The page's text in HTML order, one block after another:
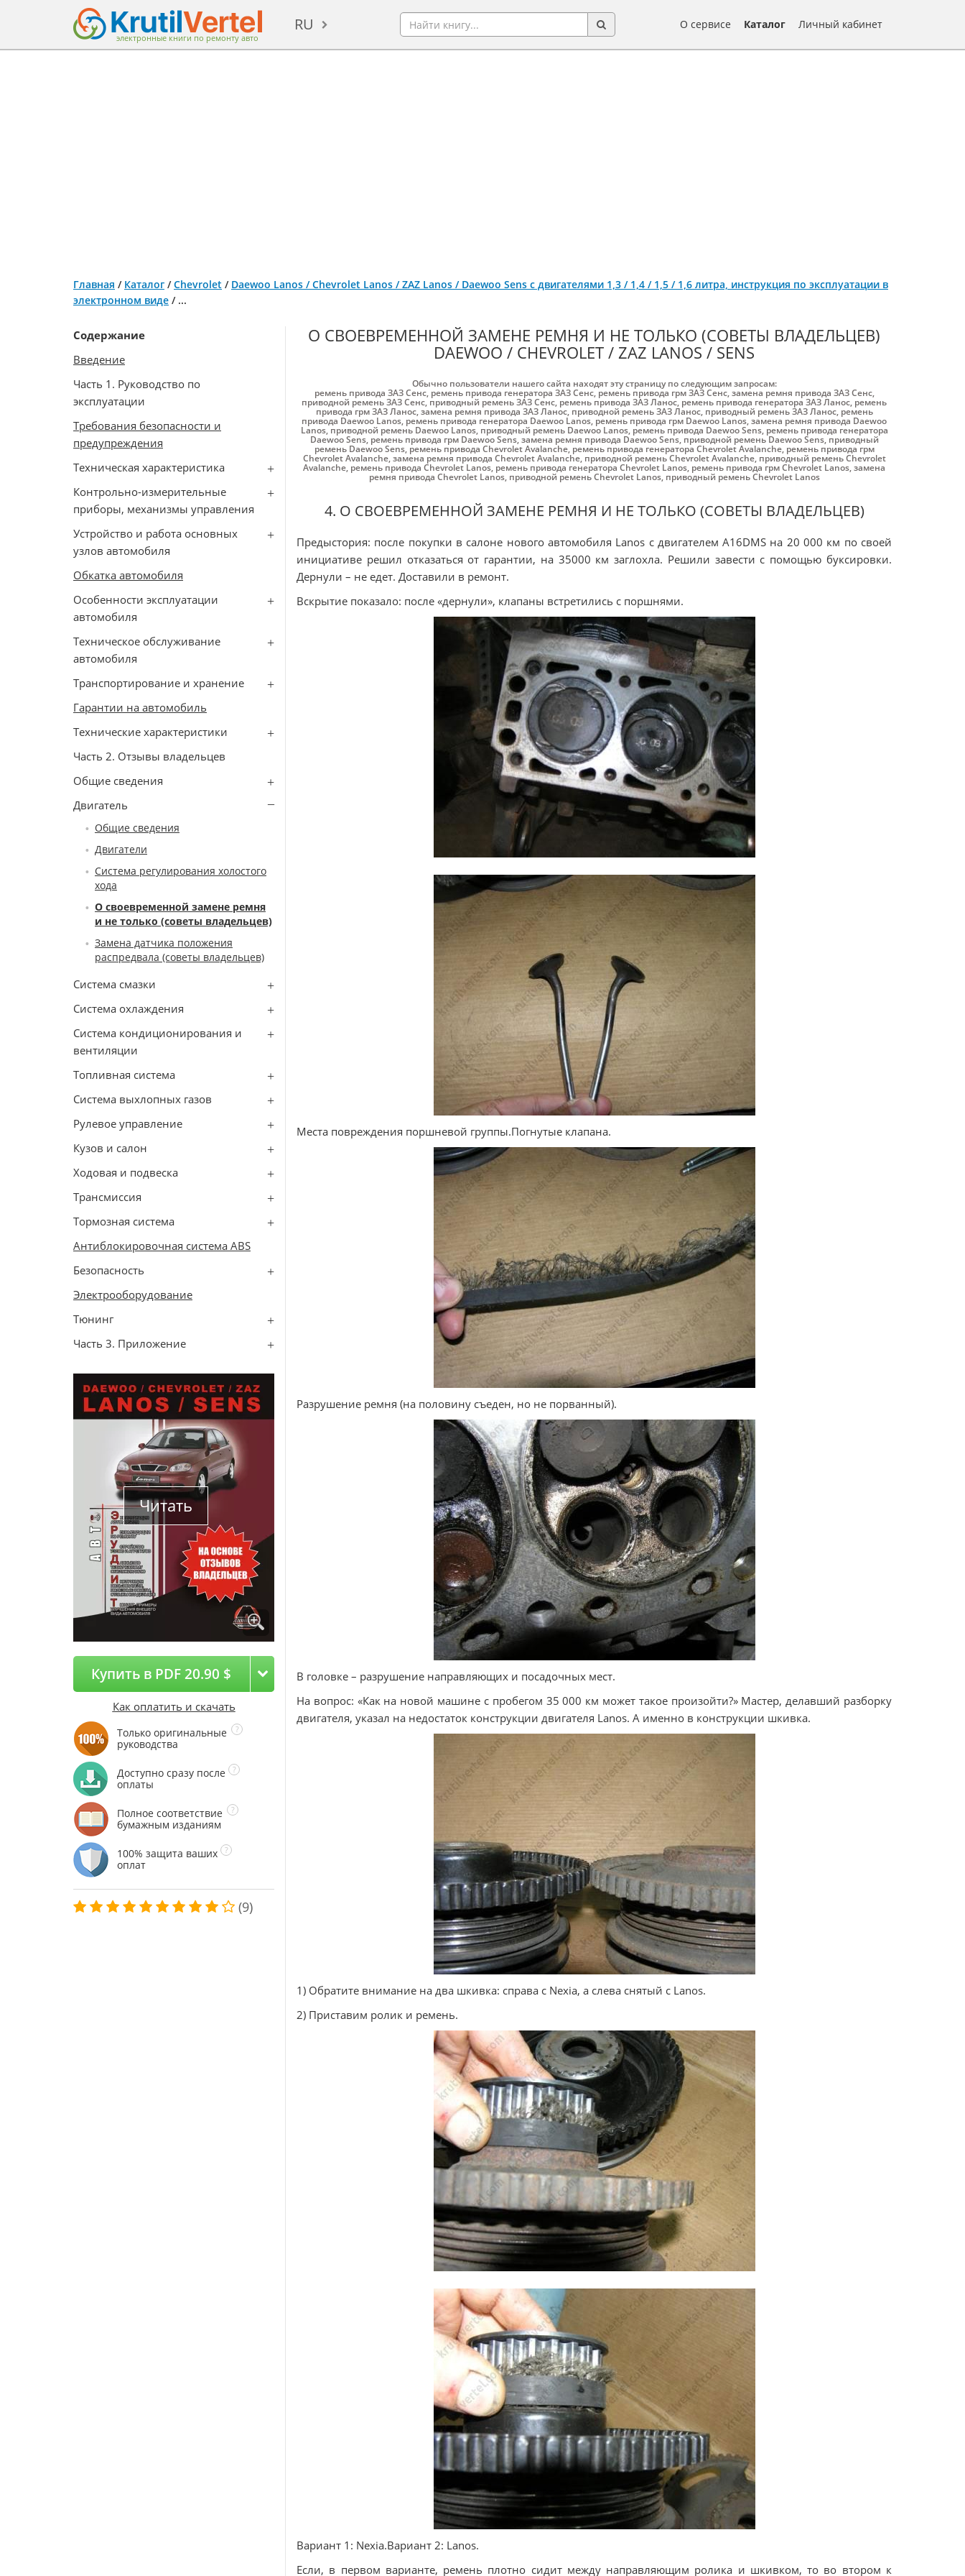
электронные книги по ремонту авто
RU О сервисе Каталог Личный кабинет
Главная / Каталог /Chevrolet / Daewoo Lanos / Chevrolet Lanos / ZAZ Lanos / Daewoo Sens c двигателями 1,3 / 1,4 / 1,5 / 1,6 литра, инструкция по эксплуатации в
электронном виде / ...
Содержание
Введение
Часть 1. Руководство по
эксплуатации
Требования безопасности и
предупреждения
Техническая характеристика
Контрольно-измерительные
приборы, механизмы управления
Устройство и работа основных
узлов автомобиля
Обкатка автомобиля
Особенности эксплуатации
автомобиля
Техническое обслуживание
автомобиля
Транспортирование и хранение
Гарантии на автомобиль
Технические характеристики
Часть 2. Отзывы владельцев
Общие сведения
Двигатель
Общие сведения
Двигатели
Система регулирования холостого
хода
О своевременной замене ремня
и не только (советы владельцев)
Замена датчика положения
распредвала (советы владельцев)
Система смазки
Система охлаждения
Система кондиционирования и
вентиляции
Топливная система
Сиcтема выхлопных газов
Рулевое управление
Кузов и салон
Ходовая и подвеска
Трансмиссия
Тормозная система
Антиблокировочная система ABS
Безопасность
Электрооборудование
Тюнинг
Часть 3. Приложение
Читать
Купить в PDF 20.90 $
Как оплатить и скачать
Только оригинальные
руководства
Доступно сразу после
оплаты
Полное соответствие
бумажным изданиям
100% защита ваших
оплат
(9)
О СВОЕВРЕМЕННОЙ ЗАМЕНЕ РЕМНЯ И НЕ ТОЛЬКО (СОВЕТЫ ВЛАДЕЛЬЦЕВ)
DAEWOO / CHEVROLET / ZAZ LANOS / SENS
Обычно пользователи нашего сайта находят эту страницу по следующим запросам:
ремень привода ЗАЗ Cенс, ремень привода генератора ЗАЗ Cенс, ремень привода грм ЗАЗ Cенс,замена ремня привода ЗАЗ Cенс,
приводной ремень ЗАЗ Cенс, приводный ремень ЗАЗ Cенс, ремень привода ЗАЗ Ланос, ремень привода генератора ЗАЗ Ланос, ремень
привода грм ЗАЗ Ланос,замена ремня привода ЗАЗ Ланос, приводной ремень ЗАЗ Ланос, приводный ремень ЗАЗ Ланос, ремень
привода Daewoo Lanos, ремень привода генератора Daewoo Lanos, ремень привода грм Daewoo Lanos,замена ремня привода Daewoo
Lanos, приводной ремень Daewoo Lanos, приводный ремень Daewoo Lanos, ремень привода Daewoo Sens, ремень привода генератора
Daewoo Sens, ремень привода грм Daewoo Sens,замена ремня привода Daewoo Sens, приводной ремень Daewoo Sens, приводный
ремень Daewoo Sens, ремень привода Chevrolet Avalanche, ремень привода генератора Chevrolet Avalanche, ремень привода грм
Chevrolet Avalanche,замена ремня привода Chevrolet Avalanche, приводной ремень Chevrolet Avalanche, приводный ремень Chevrolet
Avalanche, ремень привода Chevrolet Lanos, ремень привода генератора Chevrolet Lanos, ремень привода грм Chevrolet Lanos,замена
ремня привода Chevrolet Lanos, приводной ремень Chevrolet Lanos, приводный ремень Chevrolet Lanos
4. О СВОЕВРЕМЕННОЙ ЗАМЕНЕ РЕМНЯ И НЕ ТОЛЬКО (СОВЕТЫ ВЛАДЕЛЬЦЕВ)
Предыстория: после покупки в салоне нового автомобиля Lanos с двигателем А16DMS на 20 000 км по своей
инициативе решил отказаться от гарантии, на 35000 км заглохла. Решили завести с помощью буксировки.
Дернули – не едет. Доставили в ремонт.
Вскрытие показало: после «дернули», клапаны встретились с поршнями.
Места повреждения поршневой группы.Погнутые клапана.
Разрушение ремня (на половину съеден, но не порванный).
В головке – разрушение направляющих и посадочных мест.
На вопрос: «Как на новой машине с пробегом 35 000 км может такое произойти?» Мастер, делавший разборку
двигателя, указал на недостаток конструкции двигателя Lanos. А именно в конструкции шкивка.
1) Обратите внимание на два шкивка: справа с Nexia, а слева снятый с Lanos.
2) Приставим ролик и ремень.
Вариант 1: Nexia.Вариант 2: Lanos.
Если, в первом варианте, ремень плотно сидит между направляющим ролика и шкивком, то во втором к